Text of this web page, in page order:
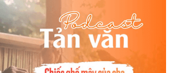
đựng sức nặng cơ thể con người theo